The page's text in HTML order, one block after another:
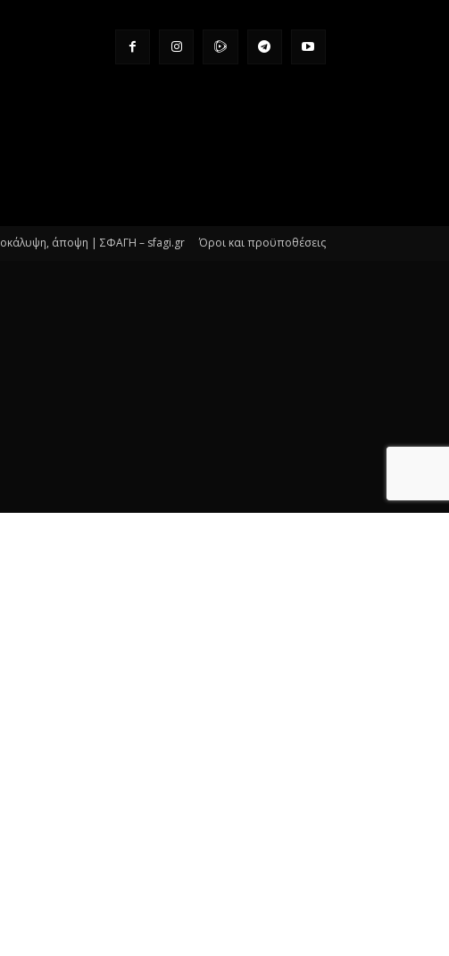
άποψη | ΣΦΑΓΗ – sfagi.gr Όροι και προϋποθέσεις